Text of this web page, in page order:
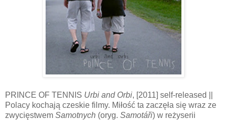
PRINCE OF TENNIS Urbi and Orbi, [2011] self-released ||
Polacy kochają czeskie filmy. Miłość ta zaczęła się wraz ze
zwycięstwem Samotnych (oryg. Samotáři) w reżyserii